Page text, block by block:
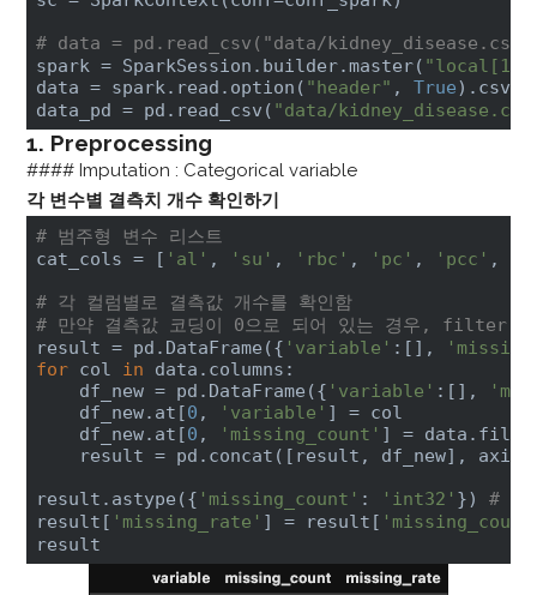
# data = pd.read_csv("data/
spark = SparkSession.builder.master( "local[1]"
data = spark.read.option( "header" , True).csv(
data_pd = pd.read_csv( "data/
1. Preprocessing
#### Imputation : Categorical variable
각 변수별 결측치 개수 확인하기
# 범주형 변수 리스트
cat_cols = [ 'al' , 'su' , 'rbc' , 'pc' , 'pcc' ,
# 각 컬럼별로 결측값 개수를 확인함
# 만약 결측값 코딩이 0으로 되어 있는 경우, filter
result = pd.DataFrame({ 'variable' :[],
for col in data.columns:
    df_new = pd.DataFrame({
'variable' :[],
    df_new.at[
0 , 'variable' ] = col
    df_new.at[
0 , 'missing_count' ] =
    result = pd.concat([result, df_new], axis=
result.astype({ 'missing_count' : 'int32' }) #
result[ 'missing_rate' ] = result[
result